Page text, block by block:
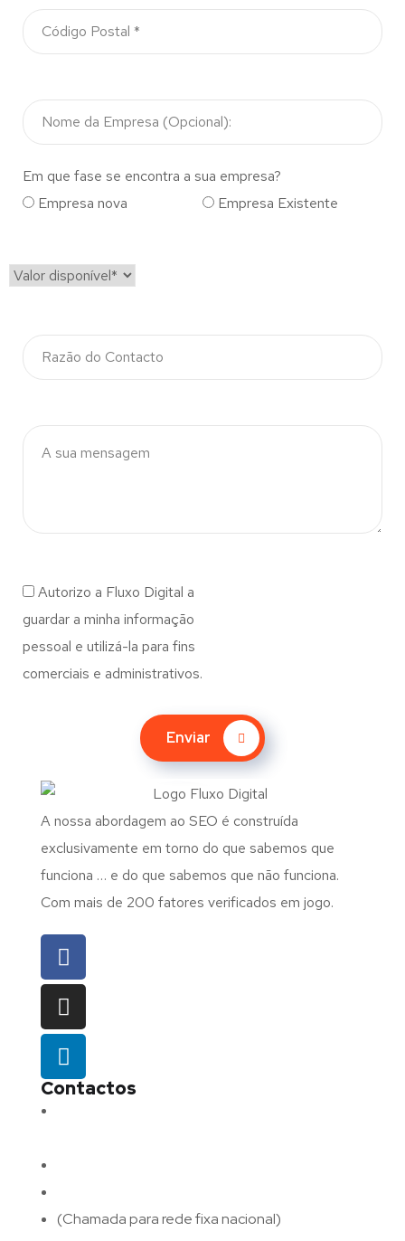
Em que fase se encontra a sua empresa?
Empresa nova
Empresa Existente
Autorizo a Fluxo Digital a
guardar a minha informação
pessoal e utilizá-la para fins
comerciais e administrativos.
Enviar
A nossa abordagem ao SEO é construída
exclusivamente em torno do que sabemos que
funciona … e do que sabemos que não funciona.
Com mais de 200 fatores verificados em jogo.
Contactos
(Chamada para rede fixa nacional)